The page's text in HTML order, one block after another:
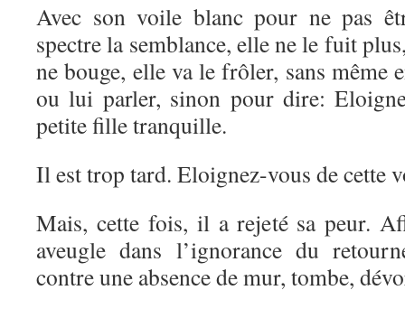
Avec son voile blanc pour ne pas
spectre la semblance, elle ne le fuit
ne bouge, elle va le frôler, sans même
ou lui parler, sinon pour dire:
petite fille tranquille.
Il est trop tard. Eloignez-vous de cette
Mais, cette fois, il a rejeté sa peur.
aveugle dans l’ignorance du
contre une absence de mur, tombe,